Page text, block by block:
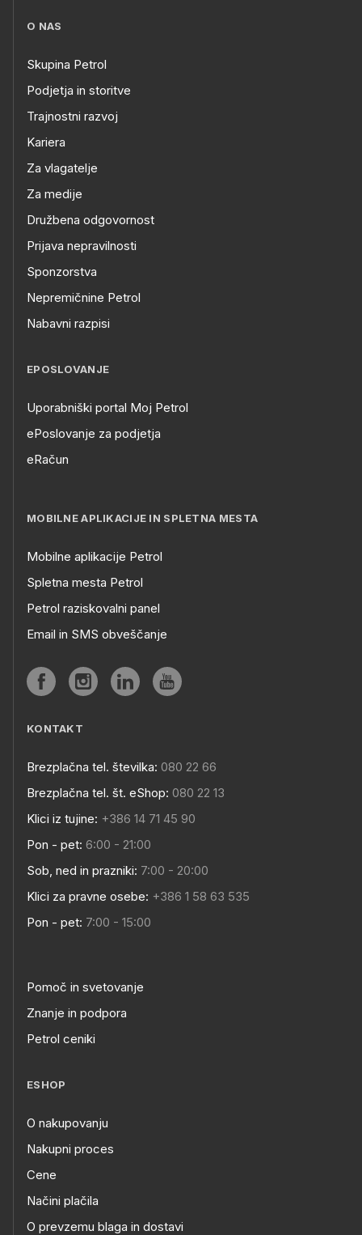
O NAS
Skupina Petrol
Podjetja in storitve
Trajnostni razvoj
Kariera
Za vlagatelje
Za medije
Družbena odgovornost
Prijava nepravilnosti
Sponzorstva
Nepremičnine Petrol
Nabavni razpisi
EPOSLOVANJE
Uporabniški portal Moj Petrol
ePoslovanje za podjetja
eRačun
MOBILNE APLIKACIJE IN SPLETNA MESTA
Mobilne aplikacije Petrol
Spletna mesta Petrol
Petrol raziskovalni panel
Email in SMS obveščanje
KONTAKT
Brezplačna tel. številka: 080 22 66
Brezplačna tel. št. eShop: 080 22 13
Klici iz tujine: +386 14 71 45 90
Pon - pet: 6:00 - 21:00
Sob, ned in prazniki: 7:00 - 20:00
Klici za pravne osebe: +386 1 58 63 535
Pon - pet: 7:00 - 15:00
Pomoč in svetovanje
Znanje in podpora
Petrol ceniki
ESHOP
O nakupovanju
Nakupni proces
Cene
Načini plačila
O prevzemu blaga in dostavi